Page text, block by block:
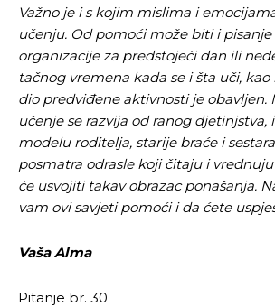
Važno je i s kojim mislima i
učenju. Od pomoći može biti i
organizacije za predstojeći dan ili
tačnog vremena kada se i šta uči,
dio predviđene aktivnosti je obavljen.
učenje se razvija od ranog djetinjstva,
modelu roditelja, starije braće i
posmatra odrasle koji čitaju i
će usvojiti takav obrazac ponašanja.
vam ovi savjeti pomoći i da ćete
Vaša Alma
Pitanje br. 30